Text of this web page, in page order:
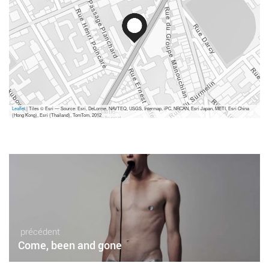
Leaflet| Tiles © Esri — Source: Esri, DeLorme, NAVTEQ, USGS, Intermap, iPC, NRCAN, Esri Japan, METI, Esri China
(Hong Kong), Esri (Thailand), TomTom, 2012
précédent
Come, been and gone